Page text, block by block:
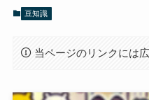
豆知識
当ページのリンクには